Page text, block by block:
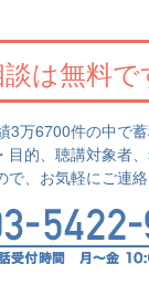
談は無料で
3万6700件の中で
目的、聴講対象者
で、お気軽にご連